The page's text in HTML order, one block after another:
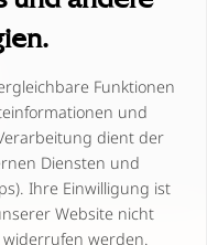
Funktionen
und
dient der
Diensten und
Ihre Einwilligung ist
Website nicht
werden.